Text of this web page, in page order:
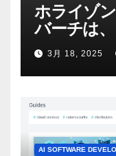
ホライゾ
バーチは
ビデオを
マンスと
感じた」
3月 18, 2025
AI SOFTWARE